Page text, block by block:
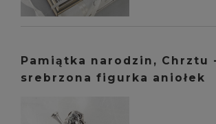
Pamiątka narodzin, Chrztu -
srebrzona figurka aniołek